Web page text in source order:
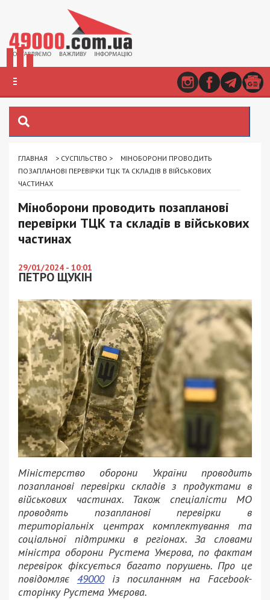
ГЛАВНАЯ > СУСПІЛЬСТВО >
МІНОБОРОНИ ПРОВОДИТЬ
ПОЗАПЛАНОВІ ПЕРЕВІРКИ ТЦК ТА СКЛАДІВ В ВІЙСЬКОВИХ
ЧАСТИНАХ
Міноборони проводить позапланові
перевірки ТЦК та складів в військових
частинах
29/01/2024 - 10:01
ПЕТРО ЩУКІН
Міністерство оборони України проводить
позапланові перевірки складів з продуктами в
військових частинах. Також спеціалісти МО
проводять позапланові перевірки в
територіальніх центрах комплектування та
соціальної підтримки в регіонах. За словами
міністра оборони Рустема Умєрова, по фактам
перевірок фіксується багато порушень. Про це
повідомляє 49000із посиланням на Facebook-
сторінку Рустема Умєрова.